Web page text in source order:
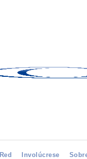
Red Involúcrese